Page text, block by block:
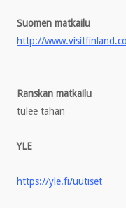
Suomen matkailu
http://
Ranskan matkailu
tulee tähän
YLE
https://yle.fi/uutiset